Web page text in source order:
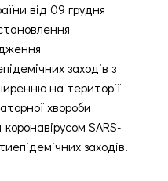
від 09 грудня
заходів з
на території
хвороби
SARS-
заходів.